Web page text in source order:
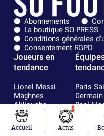
Abonnements
La boutique SO PRESS
Conditions générales
Consentement RGPD
Joueurs en
tendance
Lionel Messi
Maghnes
Akliouche
Mohamed
Salah
Neymar
Paris
Germain
Real
FIFA
Accueil
7
Actus